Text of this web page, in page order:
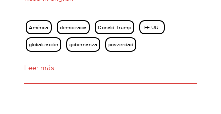
América democracia Donald Trump EE.UU.
globalización gobernanza posverdad
Leer más